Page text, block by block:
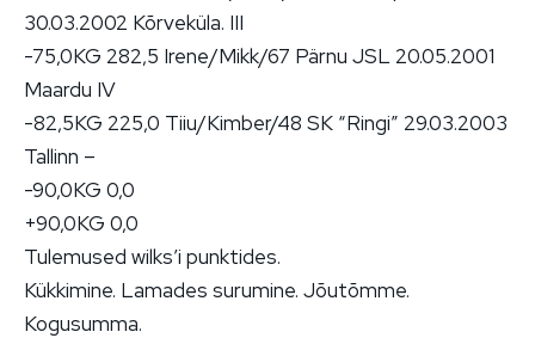
30.03.2002 Kõrveküla. III
-75,0KG 282,5 Irene/Mikk/67 Pärnu JSL 20.05.2001
Maardu IV
-82,5KG 225,0 Tiiu/Kimber/48 SK “Ringi” 29.03.2003
Tallinn –
-90,0KG 0,0
+90,0KG 0,0
Tulemused wilks’i punktides.
Kükkimine. Lamades surumine. Jõutõmme.
Kogusumma.